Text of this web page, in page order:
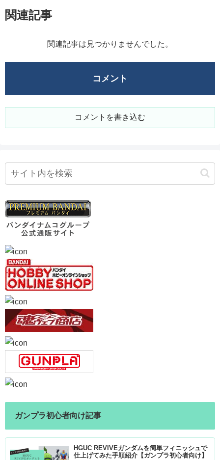
関連記事
関連記事は見つかりませんでした。
コメント
コメントを書き込む
ガンプラ初心者向け記事
HGUC REVIVEガンダムを簡単フィニッシュで
仕上げてみた手順紹介【ガンプラ初心者向け】